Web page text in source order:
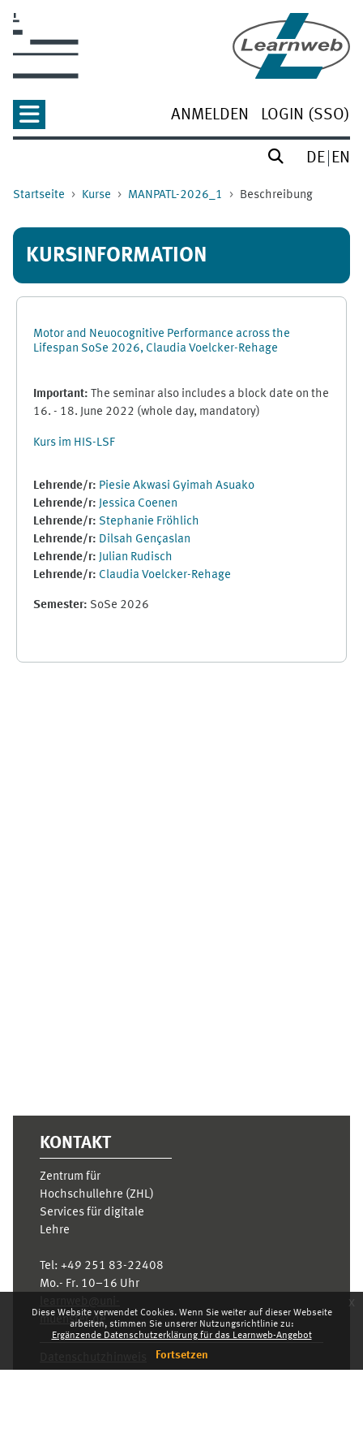
Diese Website verwendet Cookies. Wenn Sie weiter auf dieser Webseite
arbeiten, stimmen Sie unserer Nutzungsrichtlinie zu:
Ergänzende Datenschutzerklärung für das Learnweb-Angebot
Fortsetzen
x
ANMELDEN LOGIN (SSO)
DE EN
Startseite Kurse MANPATL-2026_1 Beschreibung
KURSINFORMATION
Motor and Neuocognitive Performance across the
Lifespan SoSe 2026, Claudia Voelcker-Rehage
Important: The seminar also includes a block date on the
16. - 18. June 2022 (whole day, mandatory)
Kurs im HIS-LSF
Lehrende/r: Piesie Akwasi Gyimah Asuako
Lehrende/r: Jessica Coenen
Lehrende/r: Stephanie Fröhlich
Lehrende/r: Dilsah Gençaslan
Lehrende/r: Julian Rudisch
Lehrende/r: Claudia Voelcker-Rehage
Semester: SoSe 2026
KONTAKT
Zentrum für
Hochschullehre (ZHL)
Services für digitale
Lehre
Tel: +49 251 83-22408
Mo.- Fr. 10–16 Uhr
muenster.de